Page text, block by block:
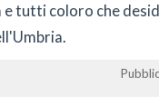
tutti coloro che